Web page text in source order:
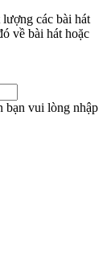
các bài hát
về bài hát hoặc
bạn vui lòng nhập